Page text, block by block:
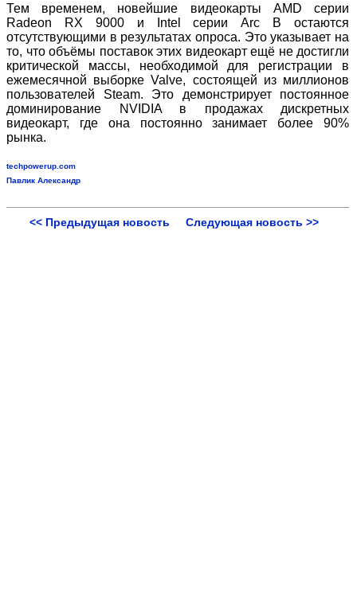
Тем временем, новейшие видеокарты AMD серии
Radeon RX 9000 и Intel серии Arc B остаются
отсутствующими в результатах опроса. Это указывает на
то, что объёмы поставок этих видеокарт ещё не достигли
критической массы, необходимой для регистрации в
ежемесячной выборке Valve, состоящей из миллионов
пользователей Steam. Это демонстрирует постоянное
доминирование NVIDIA в продажах дискретных
видеокарт, где она постоянно занимает более 90%
рынка.
techpowerup.com
Павлик Александр
<< Предыдущая новость Следующая новость >>